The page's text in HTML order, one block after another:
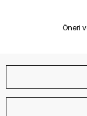
Öneri